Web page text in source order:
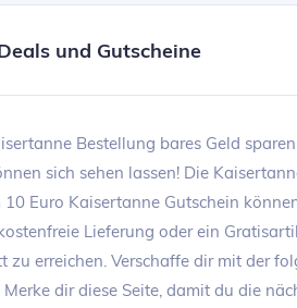
und Gutscheine
Bestellung bares Geld
sich sehen lassen! Die
Euro Kaisertanne Gutschein
Lieferung oder ein
erreichen. Verschaffe dir mit der
dir diese Seite, damit du die